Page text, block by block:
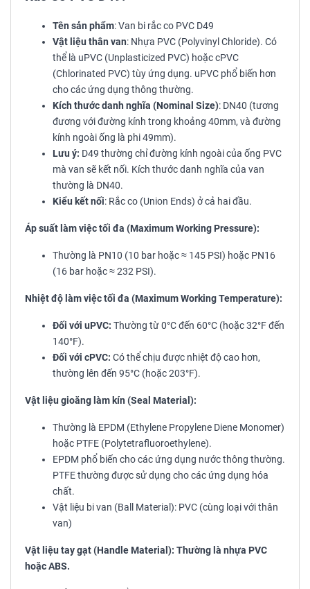
Tên sản phẩm: Van bi rắc co PVC D49
Vật liệu thân van: Nhựa PVC (Polyvinyl Chloride). Có
thể là uPVC (Unplasticized PVC) hoặc cPVC
(Chlorinated PVC) tùy ứng dụng. uPVC phổ biến hơn
cho các ứng dụng thông thường.
Kích thước danh nghĩa (Nominal Size): DN40 (tương
đương với đường kính trong khoảng 40mm, và đường
kính ngoài ống là phi 49mm).
Lưu ý: D49 thường chỉ đường kính ngoài của ống PVC
mà van sẽ kết nối. Kích thước danh nghĩa của van
thường là DN40.
Kiểu kết nối: Rắc co (Union Ends) ở cả hai đầu.
Áp suất làm việc tối đa (Maximum Working Pressure):
Thường là PN10 (10 bar hoặc ≈ 145 PSI) hoặc PN16
(16 bar hoặc ≈ 232 PSI).
Nhiệt độ làm việc tối đa (Maximum Working Temperature):
Đối với uPVC: Thường từ 0°C đến 60°C (hoặc 32°F đến
140°F).
Đối với cPVC: Có thể chịu được nhiệt độ cao hơn,
thường lên đến 95°C (hoặc 203°F).
Vật liệu gioăng làm kín (Seal Material):
Thường là EPDM (Ethylene Propylene Diene Monomer)
hoặc PTFE (Polytetrafluoroethylene).
EPDM phổ biến cho các ứng dụng nước thông thường.
PTFE thường được sử dụng cho các ứng dụng hóa
chất.
Vật liệu bi van (Ball Material): PVC (cùng loại với thân
van)
Vật liệu tay gạt (Handle Material): Thường là nhựa PVC
hoặc ABS.